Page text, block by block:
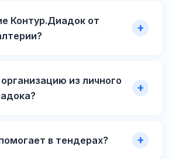
Контур.Диадок от
из личного
в тендерах?